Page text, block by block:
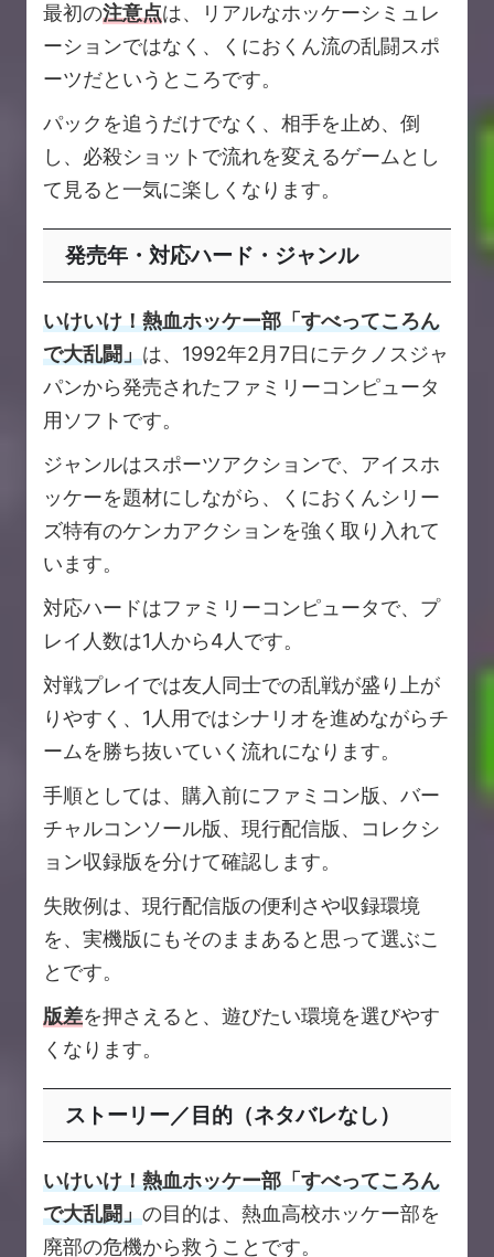
最初の注意点は、リアルなホッケーシミュレ
ーションではなく、くにおくん流の乱闘スポ
ーツだというところです。
パックを追うだけでなく、相手を止め、倒
し、必殺ショットで流れを変えるゲームとし
て見ると一気に楽しくなります。
発売年・対応ハード・ジャンル
いけいけ！熱血ホッケー部「すべってころん
で大乱闘」は、1992年2月7日にテクノスジャ
パンから発売されたファミリーコンピュータ
用ソフトです。
ジャンルはスポーツアクションで、アイスホ
ッケーを題材にしながら、くにおくんシリー
ズ特有のケンカアクションを強く取り入れて
います。
対応ハードはファミリーコンピュータで、プ
レイ人数は1人から4人です。
対戦プレイでは友人同士での乱戦が盛り上が
りやすく、1人用ではシナリオを進めながらチ
ームを勝ち抜いていく流れになります。
手順としては、購入前にファミコン版、バー
チャルコンソール版、現行配信版、コレクシ
ョン収録版を分けて確認します。
失敗例は、現行配信版の便利さや収録環境
を、実機版にもそのままあると思って選ぶこ
とです。
版差を押さえると、遊びたい環境を選びやす
くなります。
ストーリー／目的（ネタバレなし）
いけいけ！熱血ホッケー部「すべってころん
で大乱闘」の目的は、熱血高校ホッケー部を
廃部の危機から救うことです。